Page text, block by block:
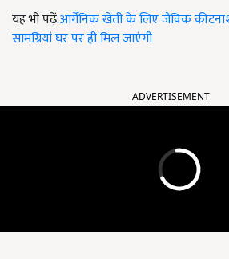
यह भी पढ़ें:आर्गेनिक खेती के लिए जैविक
सामग्रियां घर पर ही मिल जाएंगी
ADVERTISEMENT